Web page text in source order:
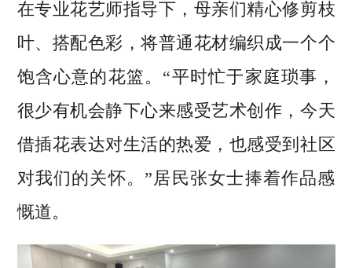
在专业花艺师指导下，母亲们精心修剪枝
叶、搭配色彩，将普通花材编织成一个个
饱含心意的花篮。“平时忙于家庭琐事，
很少有机会静下心来感受艺术创作，今天
借插花表达对生活的热爱，也感受到社区
对我们的关怀。”居民张女士捧着作品感
慨道。